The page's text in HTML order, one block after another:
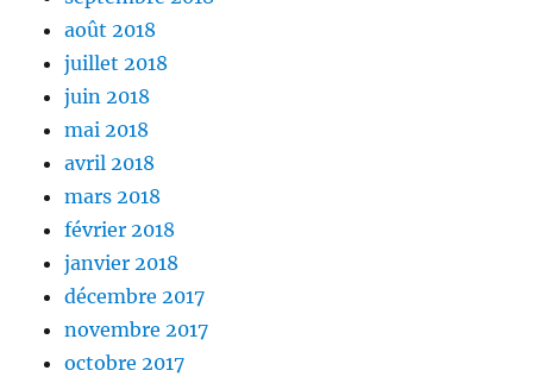
août 2018
juillet 2018
juin 2018
mai 2018
avril 2018
mars 2018
février 2018
janvier 2018
décembre 2017
novembre 2017
octobre 2017